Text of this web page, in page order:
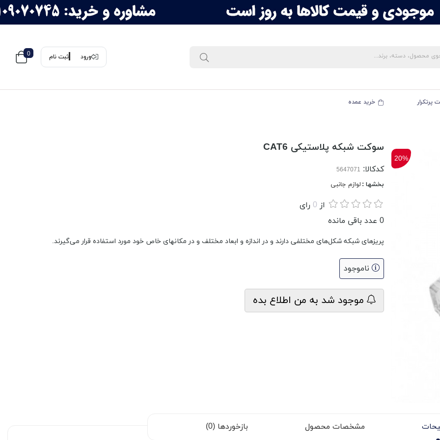
ورود ثبت نام 0
پرتکرار خرید عمده
20%
سوکت شبکه پلاستیکی CAT6
کدکالا:
بخشها : لوازم جانبی
از 0 رای
0 عدد باقی مانده
پریزهای شبکه شکل‌های مختلفی دارند و در اندازه و ابعاد مختلف و در مکانهای خاص خود مورد استفاده قرار می‌گیرند.
ناموجود
موجود شد به من اطلاع بده
مشخصات محصول بازخوردها (0)